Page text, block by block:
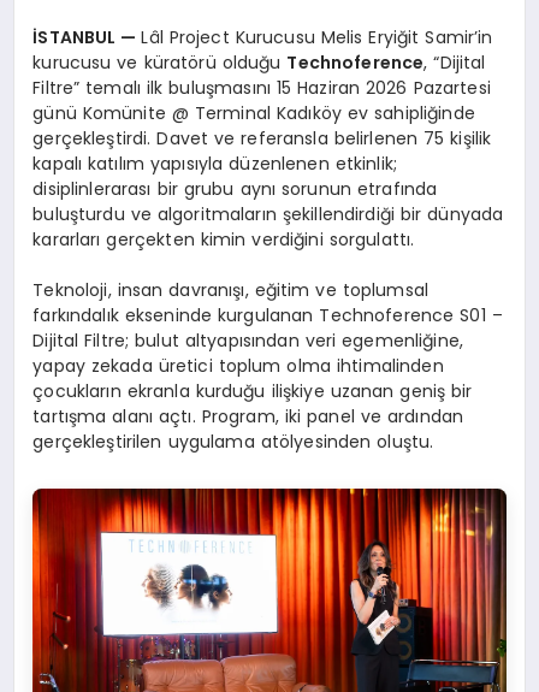
İSTANBUL —Lâl Project Kurucusu Melis Eryiğit Samir’in
kurucusu ve küratörü olduğu Technoference, “Dijital
Filtre” temalı ilk buluşmasını 15 Haziran 2026 Pazartesi
günü Komünite @ Terminal Kadıköy ev sahipliğinde
gerçekleştirdi. Davet ve referansla belirlenen 75 kişilik
kapalı katılım yapısıyla düzenlenen etkinlik;
disiplinlerarası bir grubu aynı sorunun etrafında
buluşturdu ve algoritmaların şekillendirdiği bir dünyada
kararları gerçekten kimin verdiğini sorgulattı.
Teknoloji, insan davranışı, eğitim ve toplumsal
farkındalık ekseninde kurgulanan Technoference S01 –
Dijital Filtre; bulut altyapısından veri egemenliğine,
yapay zekada üretici toplum olma ihtimalinden
çocukların ekranla kurduğu ilişkiye uzanan geniş bir
tartışma alanı açtı. Program, iki panel ve ardından
gerçekleştirilen uygulama atölyesinden oluştu.